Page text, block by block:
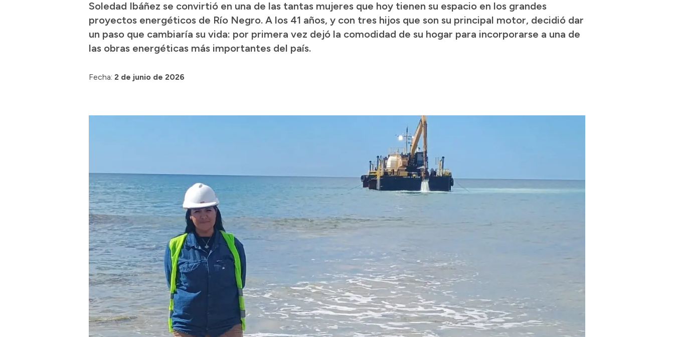
Soledad Ibáñez se convirtió en una de las tantas mujeres que hoy tienen su espacio en los grandes
proyectos energéticos de Río Negro. A los 41 años, y con tres hijos que son su principal motor, decidió dar
un paso que cambiaría su vida: por primera vez dejó la comodidad de su hogar para incorporarse a una de
las obras energéticas más importantes del país.
Fecha: 2 de junio de 2026